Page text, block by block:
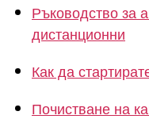
Ръководство за
дистанционни
Как да
Почистване на